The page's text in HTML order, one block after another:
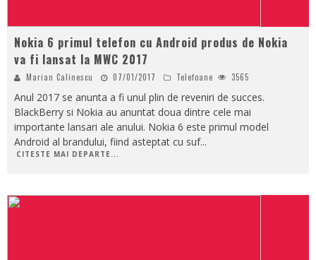
Nokia 6 primul telefon cu Android produs de Nokia
va fi lansat la MWC 2017
Marian Calinescu 07/01/2017 Telefoane 3565
Anul 2017 se anunta a fi unul plin de reveniri de succes.
BlackBerry si Nokia au anuntat doua dintre cele mai
importante lansari ale anului. Nokia 6 este primul model
Android al brandului, fiind asteptat cu suf...
CITESTE MAI DEPARTE...